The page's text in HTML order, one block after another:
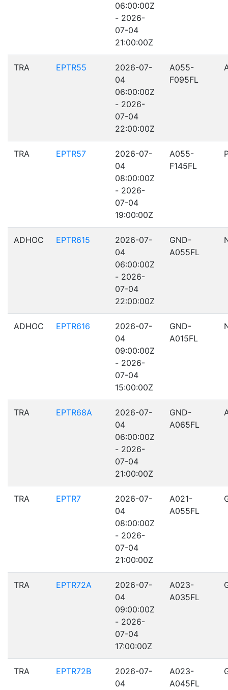
06:00:00Z
- 2026-
07-04
21:00:00Z
TRA EPTR55
2026-07-
04
06:00:00Z
- 2026-
07-04
22:00:00Z
A055-
F095FL
TRA EPTR57
2026-07-
04
08:00:00Z
- 2026-
07-04
19:00:00Z
A055-
F145FL
ADHOC EPTR615
2026-07-
04
06:00:00Z
- 2026-
07-04
22:00:00Z
GND-
A055FL
ADHOC EPTR616
2026-07-
04
09:00:00Z
- 2026-
07-04
15:00:00Z
GND-
A015FL
TRA EPTR68A
2026-07-
04
06:00:00Z
- 2026-
07-04
21:00:00Z
GND-
A065FL
TRA EPTR7
2026-07-
04
08:00:00Z
- 2026-
07-04
21:00:00Z
A021-
A055FL
TRA EPTR72A
2026-07-
04
09:00:00Z
- 2026-
07-04
17:00:00Z
A023-
A035FL
TRA EPTR72B
2026-07-
04
A023-
A045FL